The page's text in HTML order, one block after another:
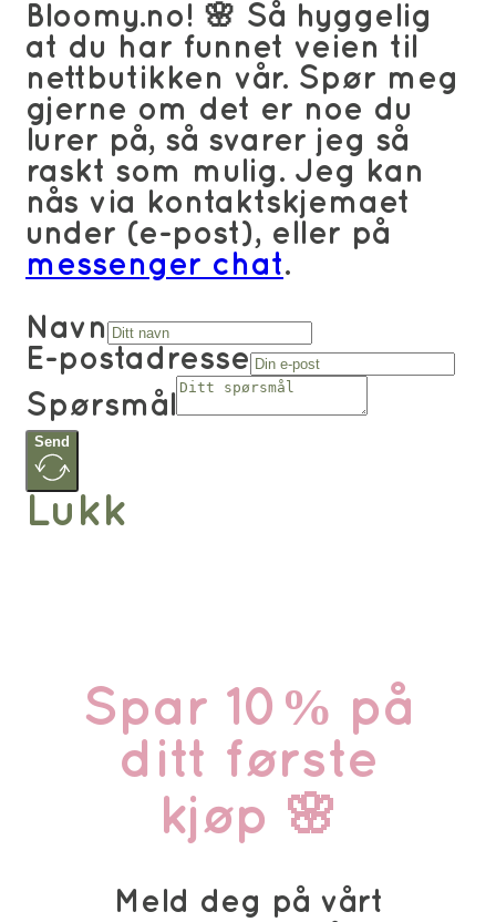
Bloomy.no! 🌸 Så hyggelig
at du har funnet veien til
nettbutikken vår. Spør meg
gjerne om det er noe du
lurer på, så svarer jeg så
raskt som mulig. Jeg kan
nås via kontaktskjemaet
under (e-post), eller på
messenger chat.
Navn
E-postadresse
Spørsmål
Send
Lukk
Spar 10% på
ditt første
kjøp 🌸
Meld deg på vårt